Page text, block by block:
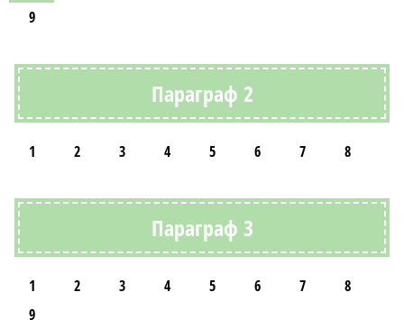
9
Параграф 2
1 2 3 4 5 6 7 8
Параграф 3
1 2 3 4 5 6 7
8
9